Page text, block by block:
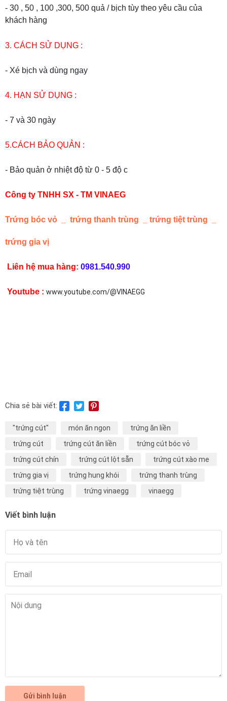
- 30 , 50 , 100 ,300, 500 quả / bịch tùy theo yêu cầu của
khách hàng
3. CÁCH SỬ DỤNG :
- Xé bịch và dùng ngay
4. HẠN SỬ DỤNG :
- 7 và 30 ngày
5.CÁCH BẢO QUẢN :
- Bảo quản ở nhiệt độ từ 0 - 5 độ c
Công ty TNHH SX - TM VINAEG
Trứng bóc vỏ _ trứng thanh trùng _ trứng tiệt trùng _
trứng gia vị
Liên hệ mua hàng: 0981.540.990
Youtube : www.youtube.com/@VINAEGG
Chia sẻ bài viết:
"trứng cút" món ăn ngon
trứng ăn liền
trứng cút
trứng cút ăn liền
trứng cút bóc vỏ
trứng cút chín
trứng cút lột sẵn
trứng cút xào me
trứng gia vị
trứng hung khói
trứng thanh trùng
trứng tiệt trùng
trứng vinaegg vinaegg
Viết bình luận
Gửi bình luận